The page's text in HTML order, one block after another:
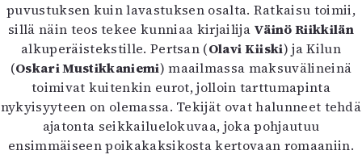
Lehdet
4/2026
2–3/2026
1/2026
6/2025
5/2025 saame
5/2025
puvustuksen kuin lavastuksen osalta. Ratkaisu toimii,
sillä näin teos tekee kunniaa kirjailija Väinö Riikkilän
alkuperäistekstille. Pertsan (Olavi Kiiski) ja Kilun
(Oskari Mustikkaniemi) maailmassa maksuvälineinä
toimivat kuitenkin eurot, jolloin tarttumapinta
nykyisyyteen on olemassa. Tekijät ovat halunneet tehdä
ajatonta seikkailuelokuvaa, joka pohjautuu
ensimmäiseen poikakaksikosta kertovaan romaaniin.